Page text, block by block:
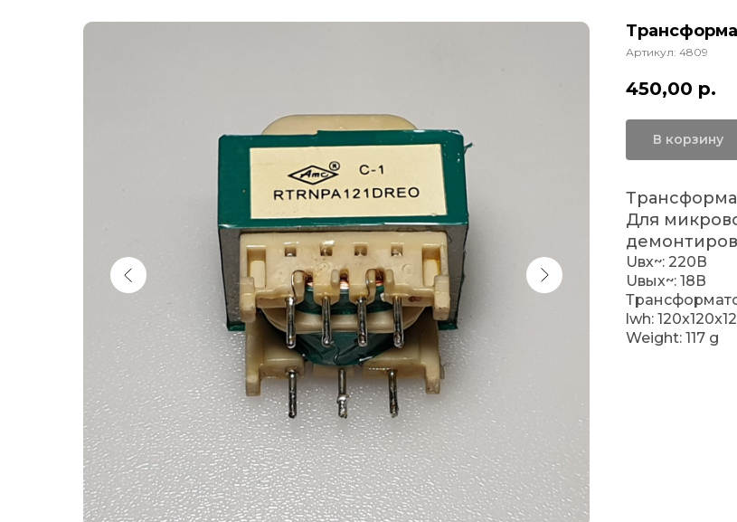
Артикул: 4809
450,00 р.
В корзину
Для
Uвх~: 220В
Uвых~: 18В
lwh:
Weight: 117 g